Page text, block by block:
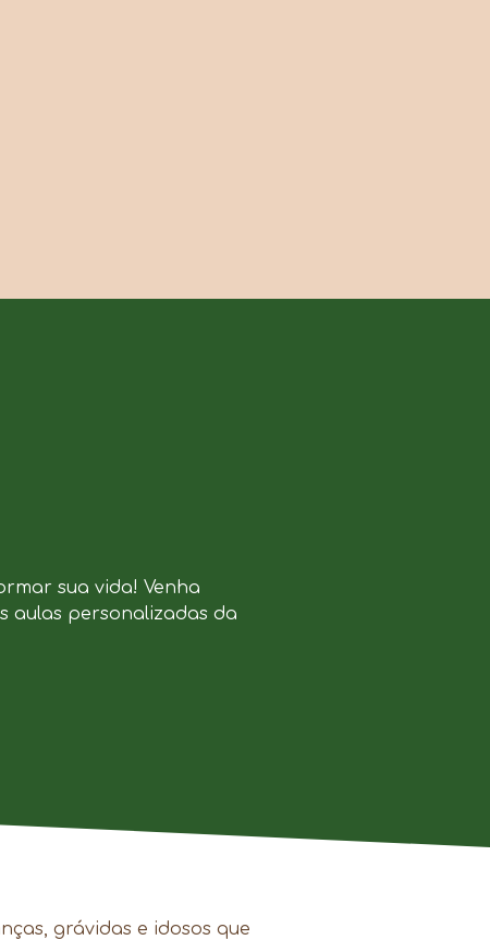
sua vida! Venha
aulas personalizadas da
grávidas e idosos que